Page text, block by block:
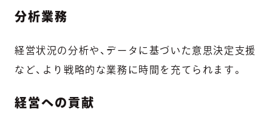
分析業務
経営状況の分析や、データに基づいた意思決定支援
など、より戦略的な業務に時間を充てられます。
経営への貢献